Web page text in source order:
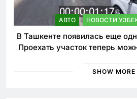
АВТО НОВОСТИ
В Ташкенте появилась еще
Проехать участок теперь
SHOW MORE